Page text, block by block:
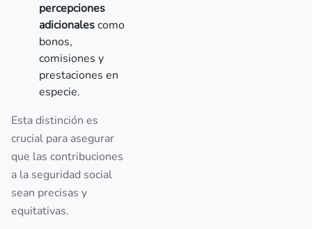
percepciones
adicionalescomo
bonos,
comisiones y
prestaciones en
especie.
Esta distinción es
crucial para asegurar
que las contribuciones
a la seguridad social
sean precisas y
equitativas.